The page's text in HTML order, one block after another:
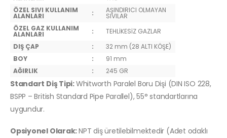
ÖZEL SIVI KULLANIM
ALANLARI : AŞINDIRICI OLMAYAN
SIVILAR
ÖZEL GAZ KULLANIM
ALANLARI :
TEHLİKESİZ GAZLAR
DIŞ ÇAP
:
32 mm (28 ALTI KÖŞE)
BOY
:
91 mm
AĞIRLIK
: 245 GR
Standart Diş Tipi:Whitworth Paralel Boru Dişi (DIN ISO 228,
BSPP – British Standard Pipe Parallel), 55° standartlarına
uygundur.
Opsiyonel Olarak:NPT diş üretilebilmektedir (Adet odaklı